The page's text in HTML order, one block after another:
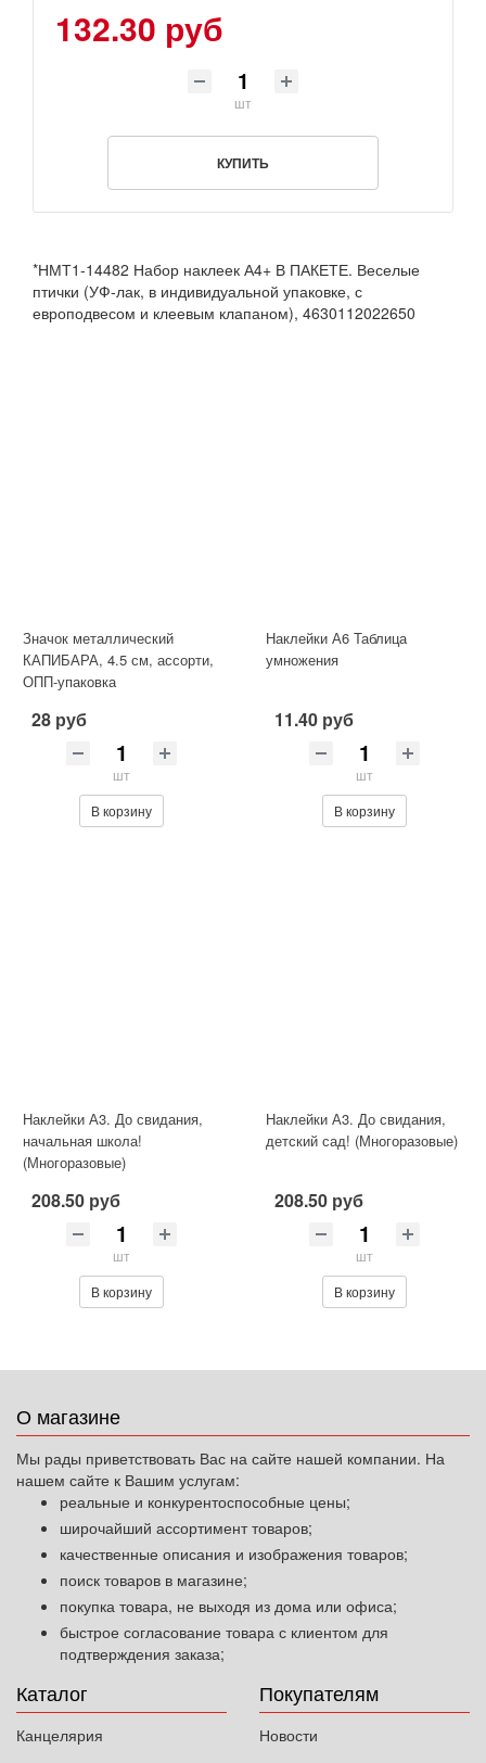
132.30 руб
шт
КУПИТЬ
*НМТ1-14482 Набор наклеек А4+ В ПАКЕТЕ. Веселые
птички (УФ-лак, в индивидуальной упаковке, с
европодвесом и клеевым клапаном), 4630112022650
Значок металлический
КАПИБАРА, 4.5 см, ассорти,
ОПП-упаковка
28 руб
шт
В корзину
Наклейки А6 Таблица
умножения
11.40 руб
шт
В корзину
Наклейки А3. До свидания,
начальная школа!
(Многоразовые)
208.50 руб
шт
В корзину
Наклейки А3. До свидания,
детский сад! (Многоразовые)
208.50 руб
шт
В корзину
О магазине
Мы рады приветствовать Вас на сайте нашей компании. На
нашем сайте к Вашим услугам:
реальные и конкурентоспособные цены;
широчайший ассортимент товаров;
качественные описания и изображения товаров;
поиск товаров в магазине;
покупка товара, не выходя из дома или офиса;
быстрое согласование товара с клиентом для
подтверждения заказа;
Каталог
Канцелярия
Покупателям
Новости